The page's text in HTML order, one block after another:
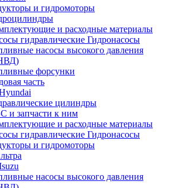
и гидромоторы
и расходные материалы
гидравлические Гидронасосы
насосы высокого давления
форсунки
часть
цилиндры
и запчасти к ним
и расходные материалы
гидравлические Гидронасосы
и гидромоторы
насосы высокого давления